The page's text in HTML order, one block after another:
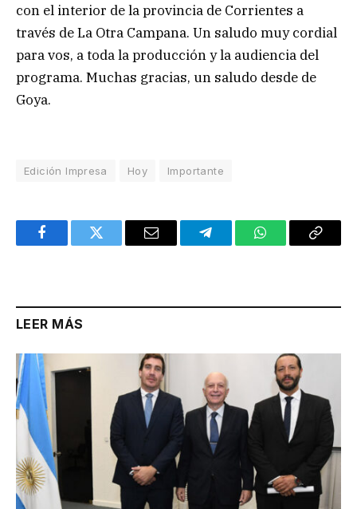
con el interior de la provincia de Corrientes a
través de La Otra Campana. Un saludo muy cordial
para vos, a toda la producción y la audiencia del
programa. Muchas gracias, un saludo desde de
Goya.
Edición Impresa Hoy Importante
FacebookTwitter Email TelegramWhatsAppCopy
LEER MÁS